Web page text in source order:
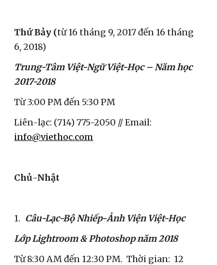
Thứ Bảy (từ 16 tháng 9, 2017 đến 16 tháng
6, 2018)
Trung-Tâm Việt-Ngữ Việt-Học – Năm học
2017-2018
Từ 3:00 PM đến 5:30 PM
info@viethoc.com
Chủ-Nhật
1. Câu-Lạc-Bộ Nhiếp-Ảnh Viện Việt-Học
Lớp Lightroom & Photoshop năm 2018
Từ 8:30 AM đến 12:30 PM.  Thời gian:  12